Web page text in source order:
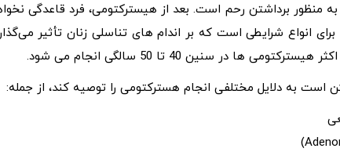
منظور برداشتن رحم است. بعد از هیسترکتومی، فرد قاعدگی
انواع شرایطی است که بر اندام ‌های تناسلی زنان تأثیر
ها در سنین 40 تا 50 سالگی انجام می شود.
به دلایل مختلفی انجام هسترکتومی را توصیه کند، از جمله: